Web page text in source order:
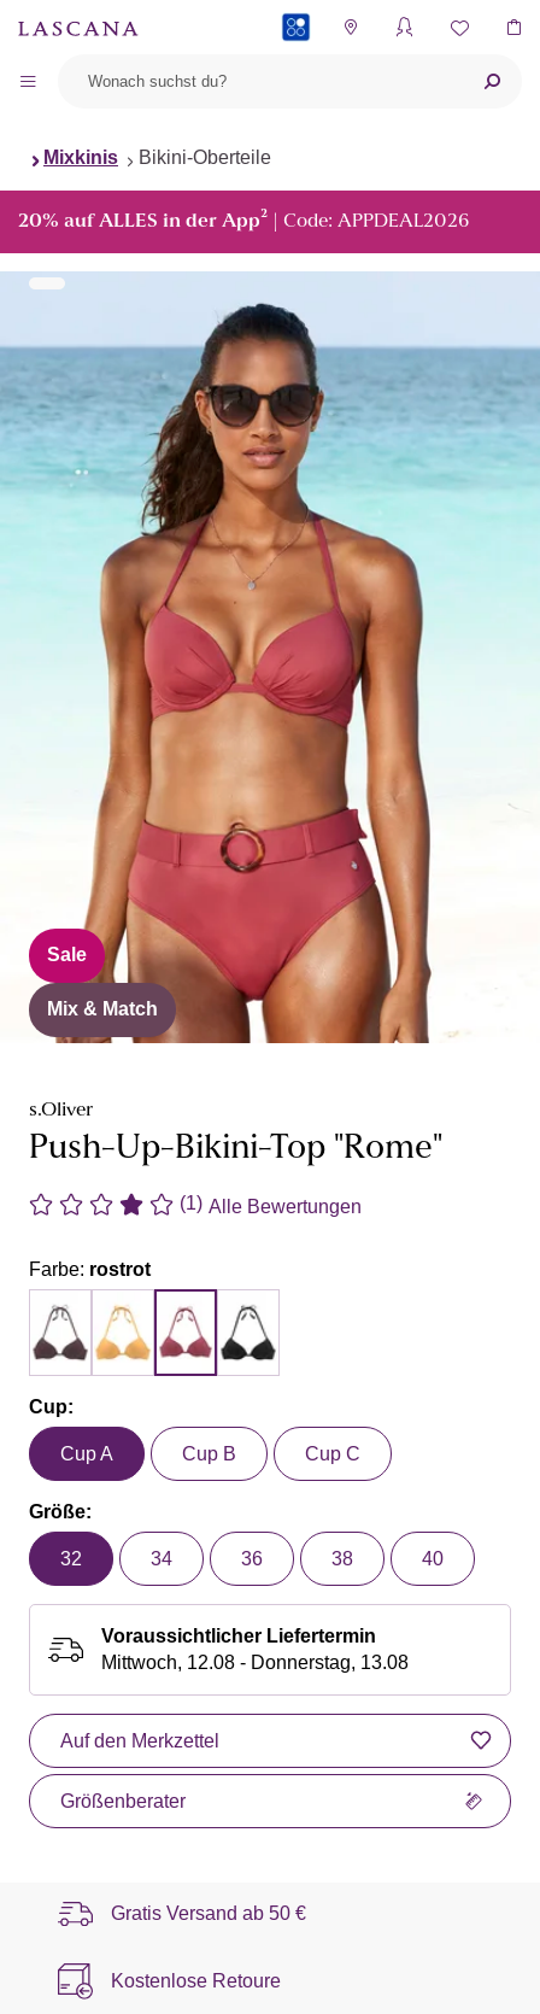
Mixkinis Bikini-Oberteile
20% auf ALLES in der App² | Code: APPDEAL2026
Sale
Mix & Match
s.Oliver
Push-Up-Bikini-Top "Rome"
(1) Alle Bewertungen
Farbe: rostrot
Cup:
Cup A Cup B Cup C
Größe:
32 34 36 38 40
Voraussichtlicher Liefertermin
Mittwoch, 12.08 - Donnerstag, 13.08
Auf den Merkzettel
Größenberater
Gratis Versand ab 50 €
Kostenlose Retoure